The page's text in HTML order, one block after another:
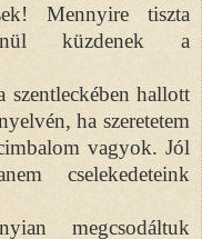
Mennyire tiszta
küzdenek a
szentleckében hallott
ha szeretetem
vagyok. Jól
cselekedeteink
megcsodáltuk